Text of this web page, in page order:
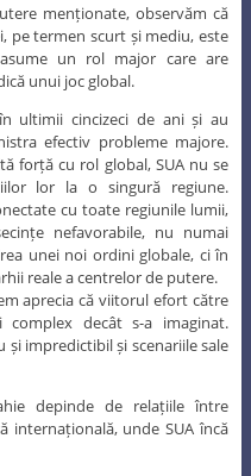
menționate, observăm că
pe termen scurt și mediu, este
un rol major care are
unui joc global.
ultimii cincizeci de ani și au
efectiv probleme majore.
forță cu rol global, SUA nu se
lor la o singură regiune.
cu toate regiunile lumii,
nefavorabile, nu numai
unei noi ordini globale, ci în
reale a centrelor de putere.
aprecia că viitorul efort către
decât s-a imaginat.
impredictibil și scenariile sale
depinde de relațiile între
internațională, unde SUA încă